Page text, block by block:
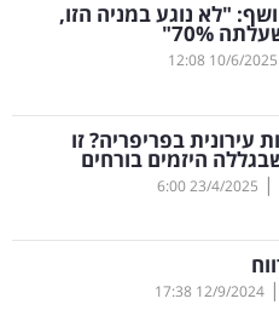
"לא נוגע במניה הזו,
70
%
"
10/6/2025
12:08
עירונית בפריפריה? זו
היזמים בורחים
|
23/4/2025
6:00
|
12/9/2024
17:38